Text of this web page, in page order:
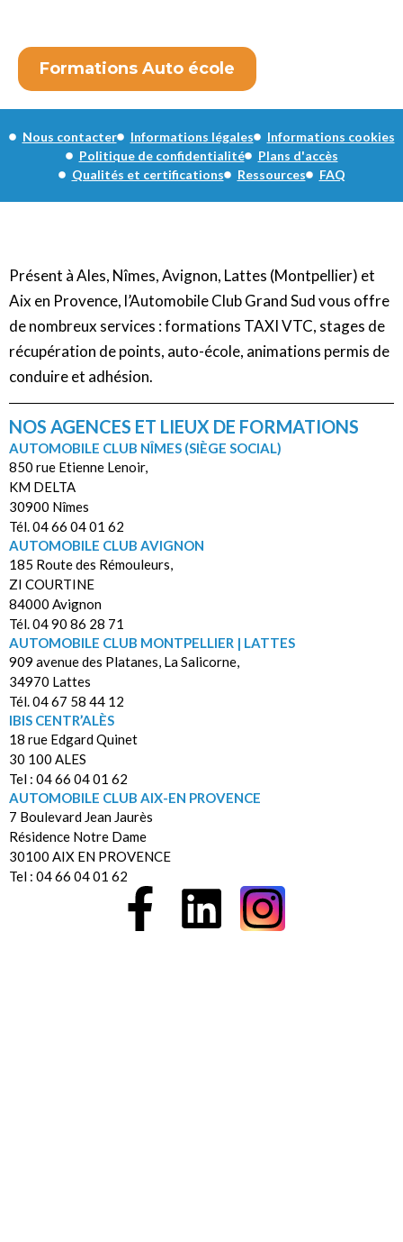
Formations Auto école
Nous contacter Informations légales
Informations cookies
Politique de confidentialité
Plans d'accès
Qualités et certifications
Ressources FAQ
Présent à Ales, Nîmes, Avignon, Lattes (Montpellier) et
Aix en Provence, l’Automobile Club Grand Sud vous offre
de nombreux services : formations TAXI VTC, stages de
récupération de points, auto-école, animations permis de
conduire et adhésion.
NOS AGENCES ET LIEUX DE FORMATIONS
AUTOMOBILE CLUB NÎMES (SIÈGE SOCIAL)
850 rue Etienne Lenoir,
KM DELTA
30900 Nîmes
Tél. 04 66 04 01 62
AUTOMOBILE CLUB AVIGNON
185 Route des Rémouleurs,
ZI COURTINE
84000 Avignon
Tél. 04 90 86 28 71
AUTOMOBILE CLUB MONTPELLIER | LATTES
909 avenue des Platanes, La Salicorne,
34970 Lattes
Tél. 04 67 58 44 12
IBIS CENTR’ALÈS
18 rue Edgard Quinet
30 100 ALES
Tel : 04 66 04 01 62
AUTOMOBILE CLUB AIX-EN PROVENCE
7 Boulevard Jean Jaurès
Résidence Notre Dame
30100 AIX EN PROVENCE
Tel : 04 66 04 01 62